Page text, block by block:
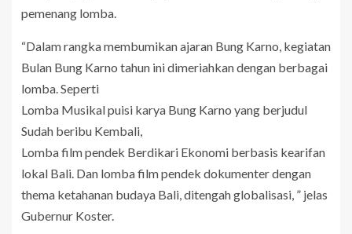
pemenang lomba.
“Dalam rangka membumikan ajaran Bung Karno, kegiatan
Bulan Bung Karno tahun ini dimeriahkan dengan berbagai
lomba. Seperti
Lomba Musikal puisi karya Bung Karno yang berjudul
Sudah beribu Kembali,
Lomba film pendek Berdikari Ekonomi berbasis kearifan
lokal Bali. Dan lomba film pendek dokumenter dengan
thema ketahanan budaya Bali, ditengah globalisasi, ” jelas
Gubernur Koster.